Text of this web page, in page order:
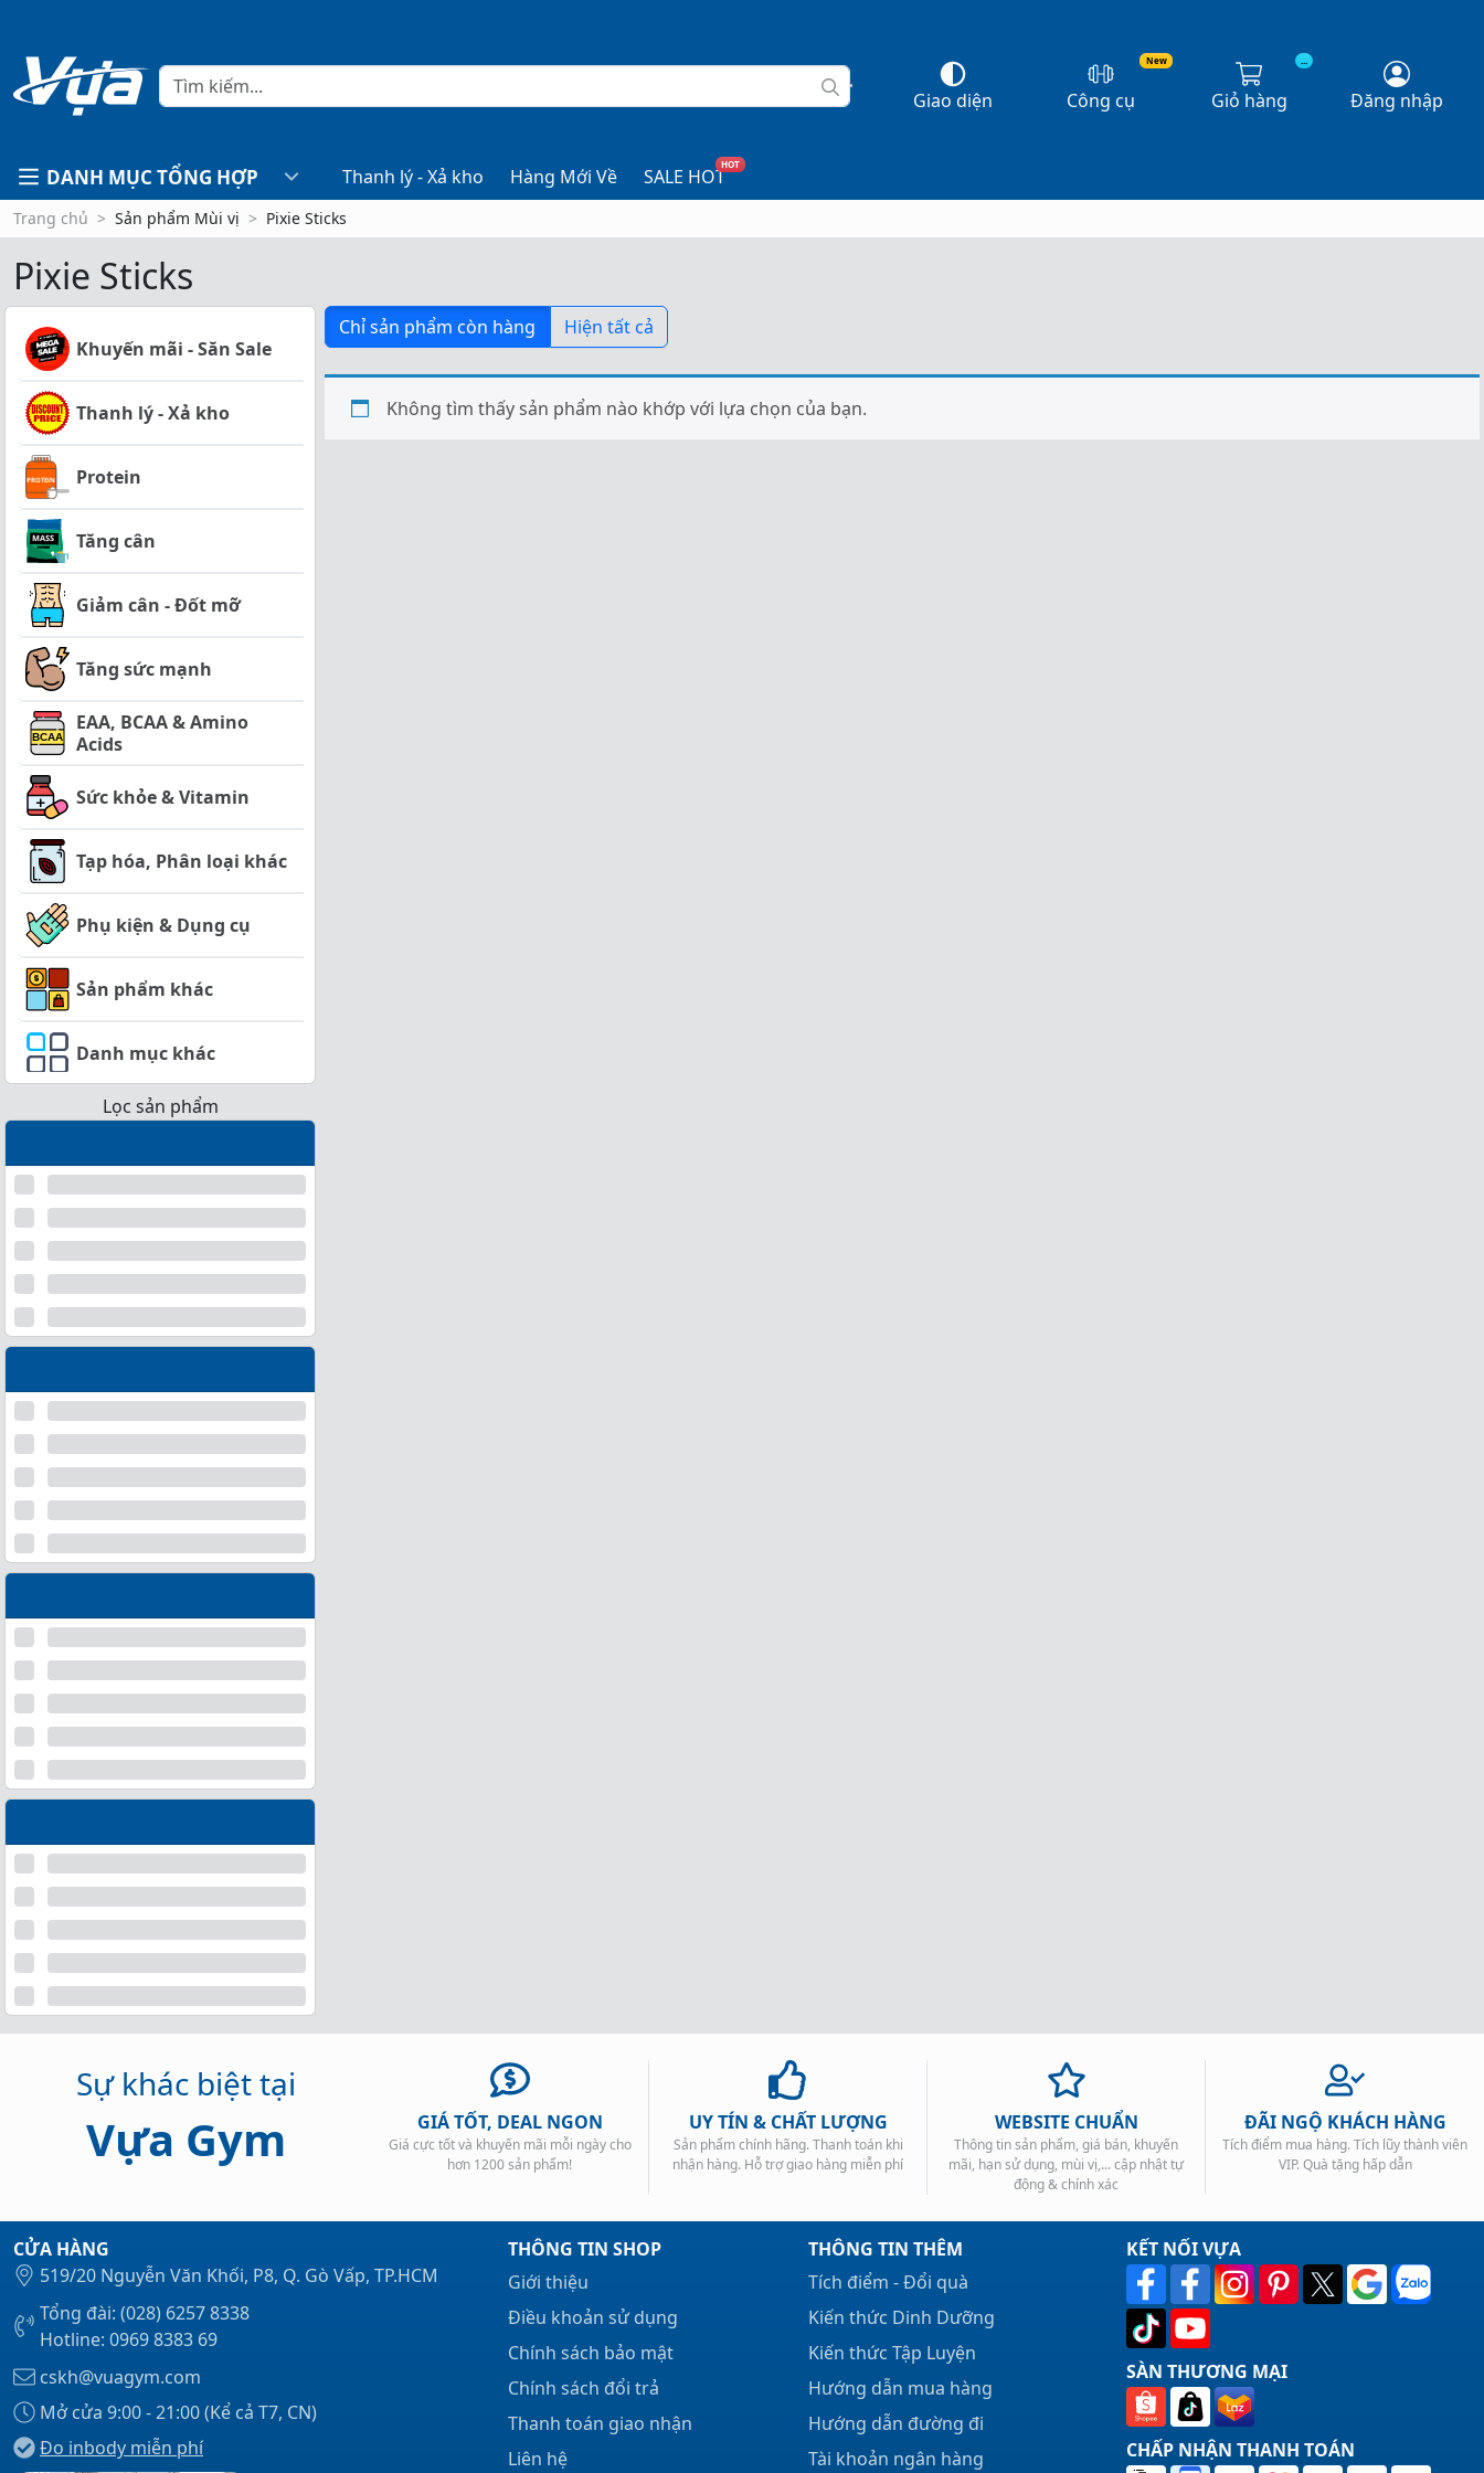
Giao diện
New
Công cụ
...
Giỏ hàng Đăng nhập
DANH MỤC TỔNG HỢP Thanh lý - Xả kho Hàng Mới Về SALE HOT
HOT
Trang chủ Sản phẩm Mùi vị Pixie Sticks
Pixie Sticks
Khuyến mãi - Săn Sale
Thanh lý - Xả kho
Protein
Tăng cân
Giảm cân - Đốt mỡ
Tăng sức mạnh
EAA, BCAA & Amino
Acids
Sức khỏe & Vitamin
Tạp hóa, Phân loại khác
Phụ kiện & Dụng cụ
Sản phẩm khác
Danh mục khác
Lọc sản phẩm
Chỉ sản phẩm còn hàng Hiện tất cả
Không tìm thấy sản phẩm nào khớp với lựa chọn của bạn.
Sự khác biệt tại
Vựa Gym GIÁ TỐT, DEAL NGON
Giá cực tốt và khuyến mãi mỗi ngày cho
hơn 1200 sản phẩm!
UY TÍN & CHẤT LƯỢNG
Sản phẩm chính hãng. Thanh toán khi
nhận hàng. Hỗ trợ giao hàng miễn phí
WEBSITE CHUẨN
Thông tin sản phẩm, giá bán, khuyến
mãi, hạn sử dụng, mùi vị,... cập nhật tự
động & chính xác
ĐÃI NGỘ KHÁCH HÀNG
Tích điểm mua hàng. Tích lũy thành viên
VIP. Quà tặng hấp dẫn
CỬA HÀNG
519/20 Nguyễn Văn Khối, P8, Q. Gò Vấp, TP.HCM
Tổng đài: (028) 6257 8338
Hotline: 0969 8383 69
cskh@vuagym.com
Mở cửa 9:00 - 21:00 (Kể cả T7, CN)
Đo inbody miễn phí
THÔNG TIN SHOP
Giới thiệu
Điều khoản sử dụng
Chính sách bảo mật
Chính sách đổi trả
Thanh toán giao nhận
Liên hệ
THÔNG TIN THÊM
Tích điểm - Đổi quà
Kiến thức Dinh Dưỡng
Kiến thức Tập Luyện
Hướng dẫn mua hàng
Hướng dẫn đường đi
Tài khoản ngân hàng
KẾT NỐI VỰA
SÀN THƯƠNG MẠI
CHẤP NHẬN THANH TOÁN